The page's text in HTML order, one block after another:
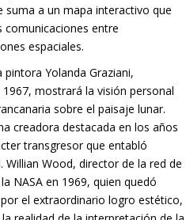
suma a un mapa interactivo que
comunicaciones entre
espaciales.
pintora Yolanda Graziani,
1967, mostrará la visión personal
sobre el paisaje lunar.
creadora destacada en los años
transgresor que entabló
Willian Wood, director de la red de
NASA en 1969, quien quedó
el extraordinario logro estético,